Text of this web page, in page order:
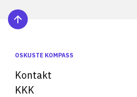
OSKUSTE KOMPASS
Kontakt
KKK